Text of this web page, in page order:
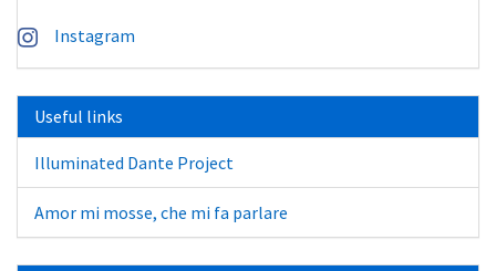
Instagram
Useful links
Illuminated Dante Project
Amor mi mosse, che mi fa parlare